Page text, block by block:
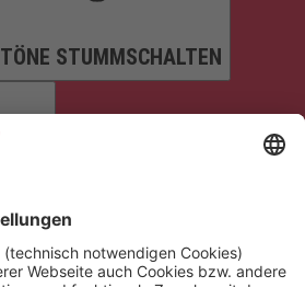
TÖNE STUMMSCHALTEN